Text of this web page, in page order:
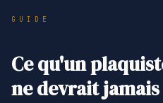
GUIDE
Ce qu'un
ne devrait